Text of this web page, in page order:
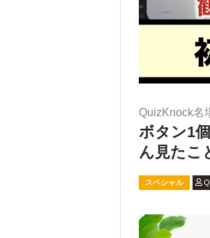
QuizKnock名
ボタン1
ん見たこ
スペシャル